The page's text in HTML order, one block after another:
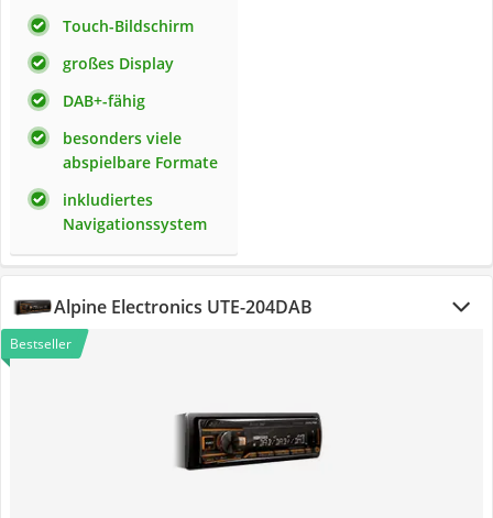
Touch-Bildschirm
großes Display
DAB+-fähig
besonders viele
abspielbare Formate
inkludiertes
Navigationssystem
Alpine Electronics UTE-204DAB
Bestseller